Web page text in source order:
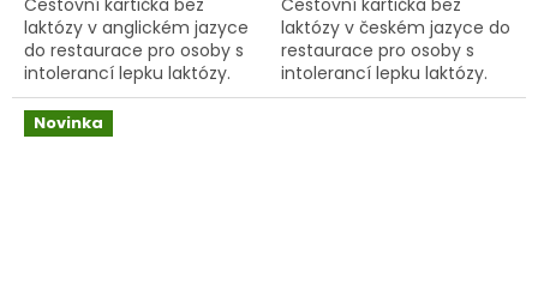
laktózy v anglickém jazyce
do restaurace pro osoby s
intolerancí lepku laktózy.
Praktická plastová karta do
peněženky pomůže
jednoduše vysvětlit dietní...
laktózy v českém jazyce do
restaurace pro osoby s
intolerancí lepku laktózy.
Praktická plastová karta do
Novinka